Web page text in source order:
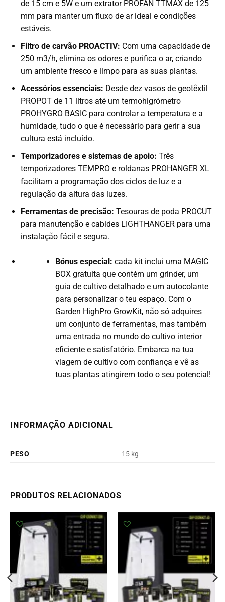
de 15 cm e 5W e um extrator PROFAN TTMAX de 125
mm para manter um fluxo de ar ideal e condições
estáveis.
Filtro de carvão PROACTIV: Com uma capacidade de
250 m3/h, elimina os odores e purifica o ar, criando
um ambiente fresco e limpo para as suas plantas.
Acessórios essenciais: Desde dez vasos de geotêxtil
PROPOT de 11 litros até um termohigrómetro
PROHYGRO BASIC para controlar a temperatura e a
humidade, tudo o que é necessário para gerir a sua
cultura está incluído.
Temporizadores e sistemas de apoio: Três
temporizadores TEMPRO e roldanas PROHANGER XL
facilitam a programação dos ciclos de luz e a
regulação da altura das luzes.
Ferramentas de precisão: Tesouras de poda PROCUT
para manutenção e cabides LIGHTHANGER para uma
instalação fácil e segura.
Bónus especial: cada kit inclui uma MAGIC
BOX gratuita que contém um grinder, um
guia de cultivo detalhado e um autocolante
para personalizar o teu espaço. Com o
Garden HighPro GrowKit, não só adquires
um conjunto de ferramentas, mas também
uma entrada no mundo do cultivo interior
eficiente e satisfatório. Embarca na tua
viagem de cultivo com confiança e vê as
tuas plantas atingirem todo o seu potencial!
INFORMAÇÃO ADICIONAL
PESO 15 kg
PRODUTOS RELACIONADOS